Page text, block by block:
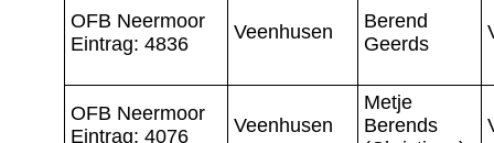
OFB Neermoor
Eintrag: 4836
Veenhusen
Berend
Geerds
OFB Neermoor
Eintrag: 4076
Veenhusen
Metje
Berends